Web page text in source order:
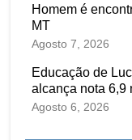
Homem é
MT
Agosto 7, 2026
Educação de
alcança nota 6,9
Agosto 6, 2026